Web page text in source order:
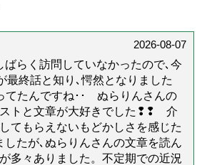
2026-08-07
ばらく訪問していなかったので､今
最終話と知り､愕然となりました
たんですね･･ ぬらりんさんの
ストと文章が大好きでした❢❢ 介
てもらえないもどかしさを感じた
したが､ぬらりんさんの文章を読ん
多々ありました。不定期での近況